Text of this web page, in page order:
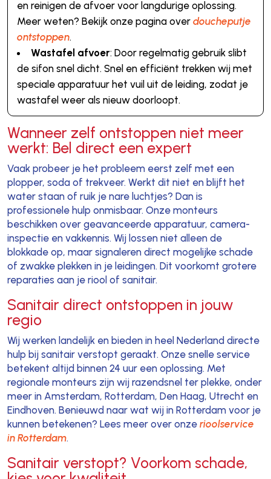
en reinigen de afvoer voor langdurige oplossing.
Meer weten? Bekijk onze pagina over doucheputje
ontstoppen.
Wastafel afvoer: Door regelmatig gebruik slibt
de sifon snel dicht. Snel en efficiënt trekken wij met
speciale apparatuur het vuil uit de leiding, zodat je
wastafel weer als nieuw doorloopt.
Wanneer zelf ontstoppen niet meer
werkt: Bel direct een expert
Vaak probeer je het probleem eerst zelf met een
plopper, soda of trekveer. Werkt dit niet en blijft het
water staan of ruik je nare luchtjes? Dan is
professionele hulp onmisbaar. Onze monteurs
beschikken over geavanceerde apparatuur, camera-
inspectie en vakkennis. Wij lossen niet alleen de
blokkade op, maar signaleren direct mogelijke schade
of zwakke plekken in je leidingen. Dit voorkomt grotere
reparaties aan je riool of sanitair.
Sanitair direct ontstoppen in jouw
regio
Wij werken landelijk en bieden in heel Nederland directe
hulp bij sanitair verstopt geraakt. Onze snelle service
betekent altijd binnen 24 uur een oplossing. Met
regionale monteurs zijn wij razendsnel ter plekke, onder
meer in Amsterdam, Rotterdam, Den Haag, Utrecht en
Eindhoven. Benieuwd naar wat wij in Rotterdam voor je
kunnen betekenen? Lees meer over onze rioolservice
in Rotterdam.
Sanitair verstopt? Voorkom schade,